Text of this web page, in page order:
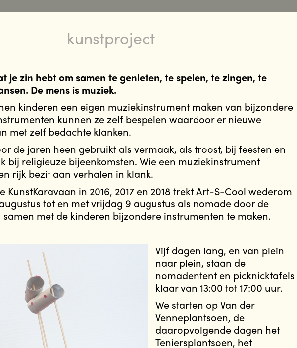
kunstproject
je zin hebt om samen te genieten, te spelen, te zingen, te
De mens is muziek.
kinderen een eigen muziekinstrument maken van bijzondere
kunnen ze zelf bespelen waardoor er nieuwe
met zelf bedachte klanken.
de jaren heen gebruikt als vermaak, als troost, bij feesten en
bij religieuze bijeenkomsten. Wie een muziekinstrument
rijk bezit aan verhalen in klank.
KunstKaravaan in 2016, 2017 en 2018 trekt Art-S-Cool wederom
tot en met vrijdag 9 augustus als nomade door de
met de kinderen bijzondere instrumenten te maken.
Vijf dagen lang, en van plein
naar plein, staan de
nomadentent en picknicktafels
klaar van 13:00 tot 17:00 uur.
We starten op Van der
Venneplantsoen, de
daaropvolgende dagen het
Teniersplantsoen, het